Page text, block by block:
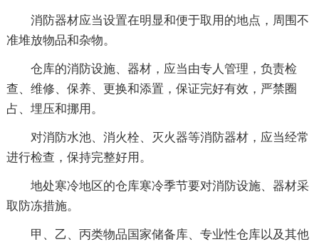
消防器材应当设置在明显和便于取用的地点，周围不
准堆放物品和杂物。
仓库的消防设施、器材，应当由专人管理，负责检
查、维修、保养、更换和添置，保证完好有效，严禁圈
占、埋压和挪用。
对消防水池、消火栓、灭火器等消防器材，应当经常
进行检查，保持完整好用。
地处寒冷地区的仓库寒冷季节要对消防设施、器材采
取防冻措施。
甲、乙、丙类物品国家储备库、专业性仓库以及其他